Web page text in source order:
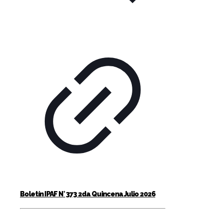
Boletín IPAF N° 373 2da Quincena Julio 2026